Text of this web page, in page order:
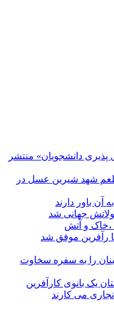
پذیری دانشجویان» منتشر
طعم شهد شیرین عسل‌ در
باور دارند
جهانی شد
،خاک و آتش
رآفرین موفق شد
را به سفره سخاوت
یک بانوی کارآفرین
می کارند